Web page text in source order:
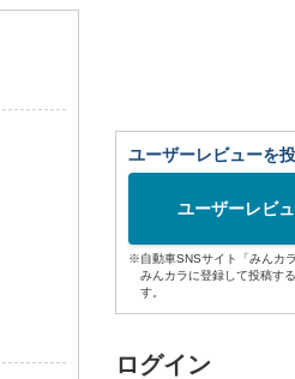
ユーザーレビューを
ユーザーレビ
※自動車SNSサイト「みんカ
みんカラに登録して投稿す
す。
ログイン